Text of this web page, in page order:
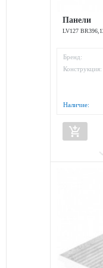
Панели
LV127
Бренд:
Конструкция:
Наличие:
add_shopping_cart